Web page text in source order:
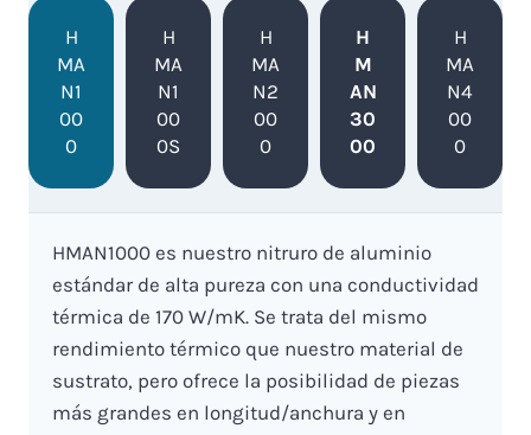
H
MA
N1
00
0
H
MA
N1
00
0S
H
MA
N2
00
0
H
M
AN
30
00
H
MA
N4
00
0
HMAN1000 es nuestro nitruro de aluminio
estándar de alta pureza con una conductividad
térmica de 170 W/mK. Se trata del mismo
rendimiento térmico que nuestro material de
sustrato, pero ofrece la posibilidad de piezas
más grandes en longitud/anchura y en